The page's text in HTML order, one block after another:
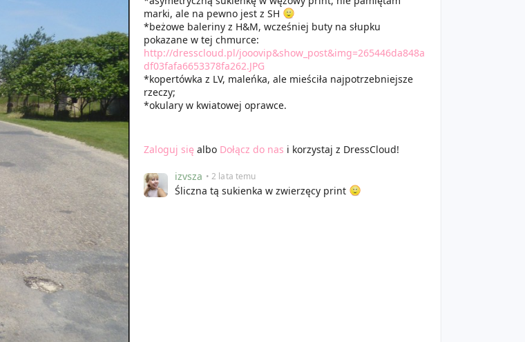
marki, ale na pewno jest z SH
*beżowe baleriny z H&M, wcześniej buty na słupku
pokazane w tej chmurce:
http://dresscloud.pl/jooovip&show_post&img=265446da848a
df03fafa6653378fa262.JPG
*kopertówka z LV, maleńka, ale mieściła najpotrzebniejsze
rzeczy;
*okulary w kwiatowej oprawce.
Zaloguj się albo Dołącz do nas i korzystaj z DressCloud!
izvsza • 2 lata temu
Śliczna tą sukienka w zwierzęcy print